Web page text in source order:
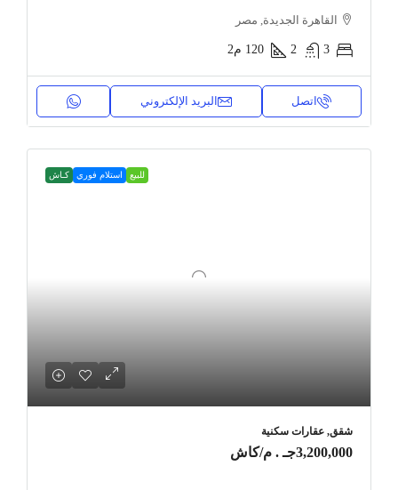
القاهرة الجديدة, مصر
3
2
120 م2
اتصل البريد الإلكتروني
للبيع استلام فوري كـاش
شقق, عقارات سكنية
3,200,000جـ . م /كاش